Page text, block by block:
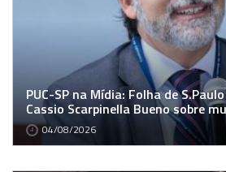
PUC-SP na Mídia: Folha de
Cassio Scarpinella Bueno sobre
04/08/2026